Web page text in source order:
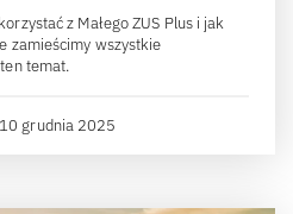
z Małego ZUS Plus i jak
zamieścimy wszystkie
temat.
10 grudnia 2025